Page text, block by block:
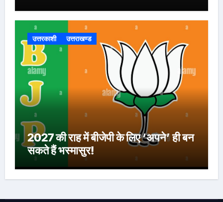
उत्तरकाशी उत्तराखण्ड
2027 की राह में बीजेपी के लिए ‘अपने’ ही बन
सकते हैं भस्मासुर!